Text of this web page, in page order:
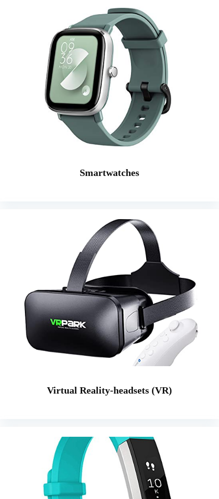
Smartwatches
Virtual Reality-headsets (VR)